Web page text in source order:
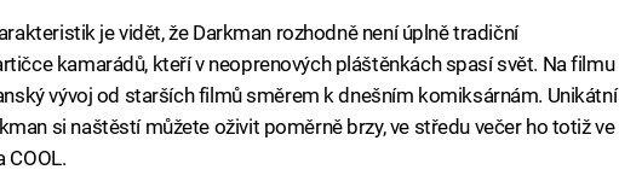
je vidět, že Darkman rozhodně není úplně tradiční
kamarádů, kteří v neoprenových pláštěnkách spasí svět. Na filmu
vývoj od starších filmů směrem k dnešním komiksárnám. Unikátní
si naštěstí můžete oživit poměrně brzy, ve středu večer ho totiž ve
COOL.